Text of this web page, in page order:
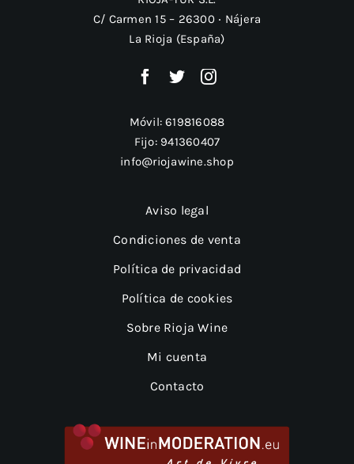
C/ Carmen 15 – 26300 ‧ Nájera
La Rioja (España)
Móvil:619816088
Fijo: 941360407
info@riojawine.shop
Aviso legal
Condiciones de venta
Política de privacidad
Política de cookies
Sobre Rioja Wine
Mi cuenta
Contacto